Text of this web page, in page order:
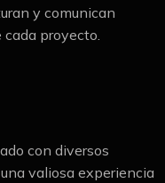
y comunican
proyecto.
con diversos
valiosa experiencia